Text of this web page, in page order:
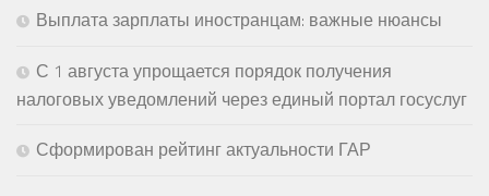
Выплата зарплаты иностранцам: важные нюансы
С 1 августа упрощается порядок получения
налоговых уведомлений через единый портал госуслуг
Сформирован рейтинг актуальности ГАР